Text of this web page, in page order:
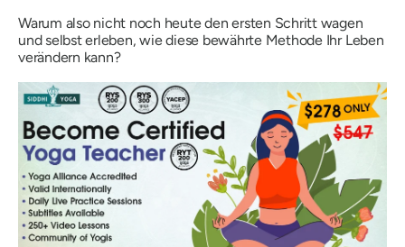
Warum also nicht noch heute den ersten Schritt wagen
und selbst erleben, wie diese bewährte Methode Ihr Leben
verändern kann?